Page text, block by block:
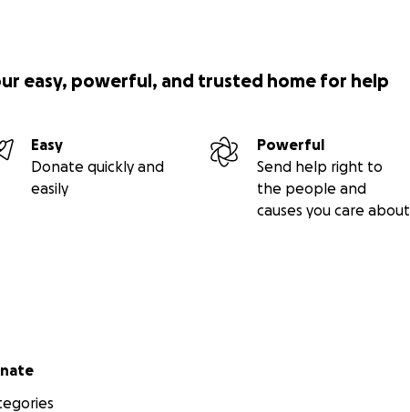
easy, powerful, and trusted home for help
Easy
Donate quickly and
easily
Powerful
Send help right to
the people and
causes you care about
menu